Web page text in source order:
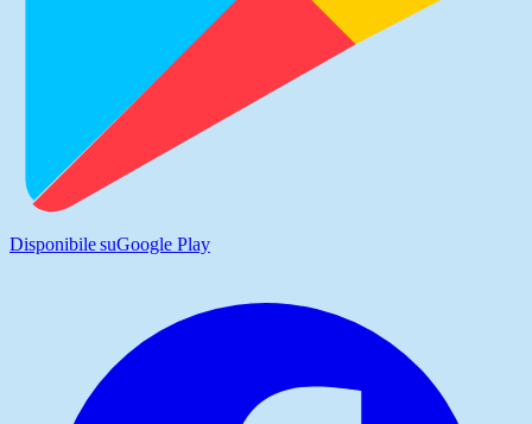
Disponibile suGoogle Play